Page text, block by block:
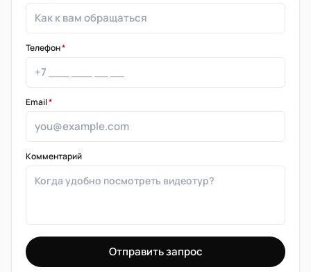
Телефон*
Email*
Комментарий
Отправить запрос